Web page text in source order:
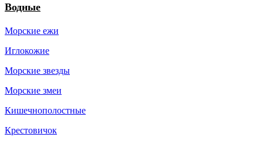
Водные
Морские ежи
Иглокожие
Морские звезды
Морские змеи
Кишечнополостные
Крестовичок